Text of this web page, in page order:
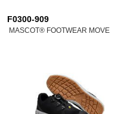
F0300-909
MASCOT® FOOTWEAR MOVE